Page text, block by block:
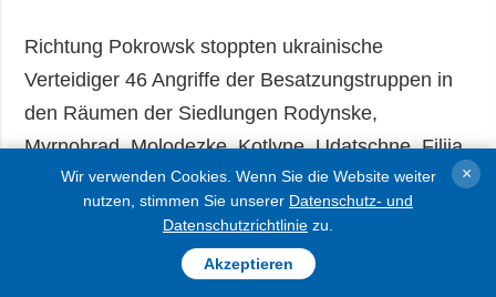
Richtung Pokrowsk stoppten ukrainische
Verteidiger 46 Angriffe der Besatzungstruppen in
den Räumen der Siedlungen Rodynske,
Myrnohrad, Molodezke, Kotlyne, Udatschne, Filija,
Nowe Schachowe, Nowoserhijiwka, Nykanoriwka,
Wilne, Suchezke und Pokrowsk.
In Richtung Oleksandriwka wehrten die
Wir verwenden Cookies. Wenn Sie die Website weiter
nutzen, stimmen Sie unserer Datenschutz- und
Datenschutzrichtlinie zu.
Akzeptieren
×